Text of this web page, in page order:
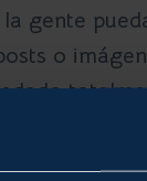
gente
o
compartir
pueden